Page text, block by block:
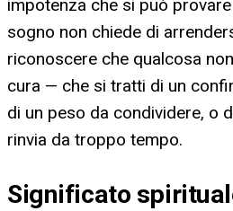
impotenza che si può
sogno non chiede di
riconoscere che qualcosa
cura — che si tratti di un
di un peso da condividere, o
rinvia da troppo tempo.
Significato